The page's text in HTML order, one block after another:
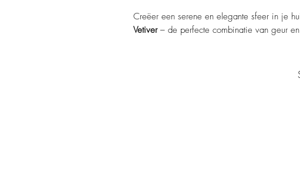
Creëer een serene en elegante sfeer in je
Vetiver– de perfecte combinatie van geur